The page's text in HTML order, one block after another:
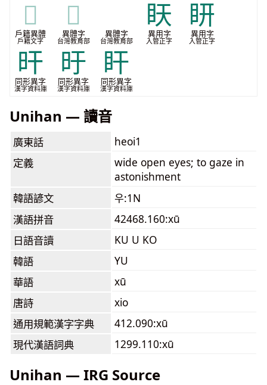
𥅚
戶籍異體
戶籍文字
𥅚
異體字
台灣教育部
異體字
台灣教育部
䀖
異用字
入管正字
䀘
異用字
入管正字
旰
同形異字
漢字資料庫
旴
同形異字
漢字資料庫
盰
同形異字
漢字資料庫
Unihan — 讀音
廣東話
heoi1
定義
wide open eyes; to gaze in
astonishment
韓語諺文
우:1N
漢語拼音
42468.160:xū
日語音讀
KU U KO
韓語
YU
華語
xū
唐詩
xio
通用規範漢字字典
412.090:xū
現代漢語詞典
1299.110:xū
Unihan — IRG Source